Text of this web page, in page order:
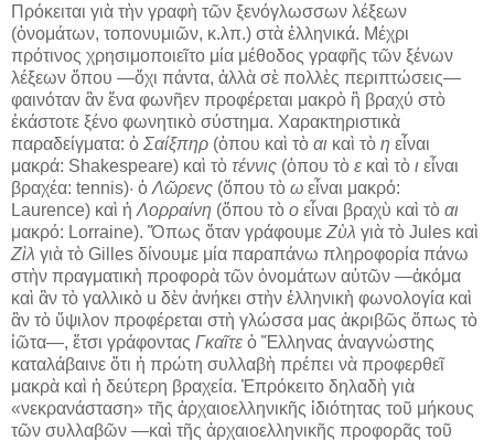
Πρόκειται γιὰ τὴν γραφὴ τῶν ξενόγλωσσων λέξεων
(ὀνομάτων, τοπονυμιῶν, κ.λπ.) στὰ ἑλληνικά. Μέχρι
πρότινος χρησιμοποιεῖτο μία μέθοδος γραφῆς τῶν ξένων
λέξεων ὅπου —ὄχι πάντα, ἀλλὰ σὲ πολλὲς περιπτώσεις—
φαινόταν ἂν ἕνα φωνῆεν προφέρεται μακρὸ ἢ βραχύ στὸ
ἑκάστοτε ξένο φωνητικὸ σύστημα. Χαρακτηριστικὰ
παραδείγματα: ὁ Σαίξπηρ (ὁπου καὶ τὸ αι καὶ τὸ η εἶναι
μακρά: Shakespeare) καὶ τὸ τέννις (ὁπου τὸ ε καὶ τὸ ι εἶναι
βραχέα: tennis)· ὁ Λῶρενς (ὅπου τὸ ω εἶναι μακρό:
Laurence) καὶ ἡ Λορραίνη (ὅπου τὸ ο εἶναι βραχὺ καὶ τὸ αι
μακρό: Lorraine). Ὅπως ὅταν γράφουμε Ζὺλ γιὰ τὸ Jules καὶ
Ζὶλ γιὰ τὸ Gilles δίνουμε μία παραπάνω πληροφορία πάνω
στὴν πραγματικὴ προφορὰ τῶν ὀνομάτων αὐτῶν —ἀκόμα
καὶ ἂν τὸ γαλλικὸ u δὲν ἀνήκει στὴν ἑλληνικὴ φωνολογία καὶ
ἂν τὸ ὕψιλον προφέρεται στὴ γλώσσα μας ἀκριβῶς ὅπως τὸ
ἰῶτα—, ἔτσι γράφοντας Γκαῖτε ὁ Ἕλληνας ἀναγνώστης
καταλάβαινε ὅτι ἡ πρώτη συλλαβὴ πρέπει νὰ προφερθεῖ
μακρὰ καὶ ἡ δεύτερη βραχεία. Ἐπρόκειτο δηλαδὴ γιὰ
«νεκρανάσταση» τῆς ἀρχαιοελληνικῆς ἰδιότητας τοῦ μήκους
τῶν συλλαβῶν —καὶ τῆς ἀρχαιοελληνικῆς προφορᾶς τοῦ